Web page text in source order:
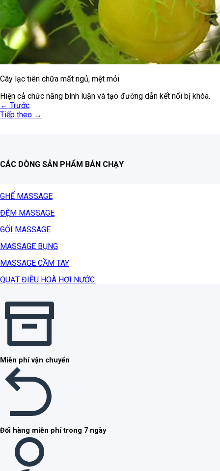
Cây lạc tiên chữa mất ngủ, mệt mỏi
Hiện cả chức năng bình luận và tạo đường dẫn kết nối bị khóa.
← Trước
Tiếp theo →
CÁC DÒNG SẢN PHẨM BÁN CHẠY
GHẾ MASSAGE
ĐỆM MASSAGE
GỐI MASSAGE
MASSAGE BỤNG
MASSAGE CẦM TAY
QUẠT ĐIỀU HOÀ HƠI NƯỚC
Miễn phí vận chuyển
Đổi hàng miễn phí trong 7 ngày